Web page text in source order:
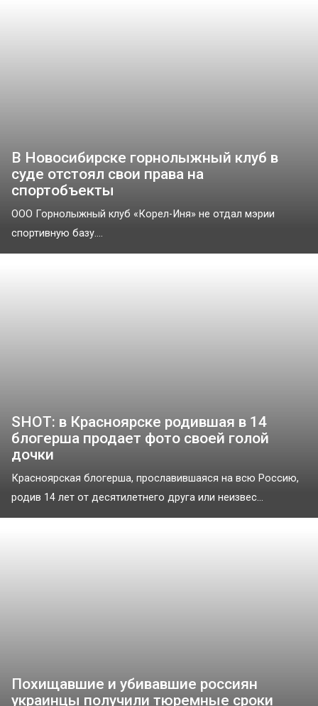
В Новосибирске горнолыжный клуб в
суде отстоял свои права на
спортобъекты
ООО Горнолыжный клуб «Корел-Иня» не отдал мэрии
спортивную базу....
SHOT: в Красноярске родившая в 14
блогерша продает фото своей голой
дочки
Красноярская блогерша, прославившаяся на всю Россию,
родив 14 лет от десятилетнего друга или неизвес...
Похищавшие и убивавшие россиян
украинцы получили тюремные сроки